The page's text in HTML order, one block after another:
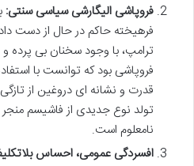
فروپاشی الیگارشی سیاسی سنتی:
فرهیخته حاکم در حال از دست
ترامپ، با وجود سخنان بی پرده
فروپاشی بود که توانست با
قدرت و نشانه ای دروغین از
تولد نوع جدیدی از فاشیسم
نامعلوم است.
افسردگی عمومی، احساس